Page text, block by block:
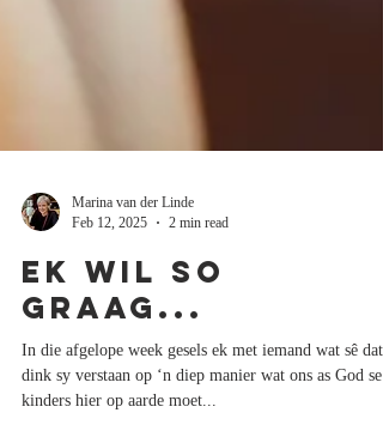
Feb 12, 2025
2 min read
Ek wil so
graag...
In die afgelope week gesels ek met iemand wat sê dat